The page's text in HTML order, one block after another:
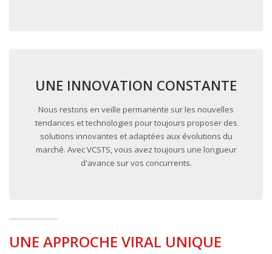
UNE INNOVATION CONSTANTE
Nous restons en veille permanente sur les nouvelles
tendances et technologies pour toujours proposer des
solutions innovantes et adaptées aux évolutions du
marché. Avec VCSTS, vous avez toujours une longueur
d'avance sur vos concurrents.
UNE APPROCHE VIRAL UNIQUE